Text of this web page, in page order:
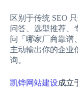
区别于传统 SEO
问答、选型推荐、
问「哪家厂商靠谱
主动输出你的企业
询。
凯铧网站建设成立